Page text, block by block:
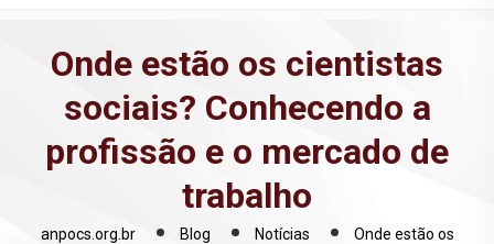
Onde estão os cientistas
sociais? Conhecendo a
profissão e o mercado de
trabalho
anpocs.org.br Blog Notícias
Onde estão os